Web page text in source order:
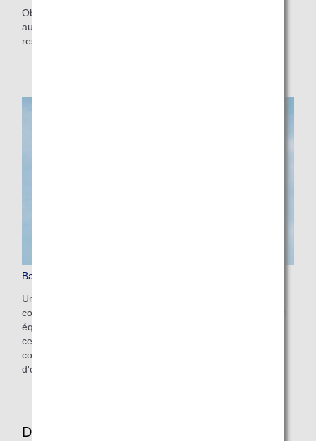
Obtenez des informations sur les articles qui ne sont pas
autorisés à bord de l'appareil et sur ceux faisant l'objet de
restrictions.
Bagages sur les vols en partage de code
Un vol en partage de code est un vol opéré par une
compagnie aérienne partenaire utilisant son appareil et son
équipage, sous un numéro de vol ANA (NH). Les règles de
ces compagnies aériennes peuvent différer en ce qui
concerne les franchises de bagages gratuites, les frais
d'excédent de bagages, etc.
Directives relatives aux bagages